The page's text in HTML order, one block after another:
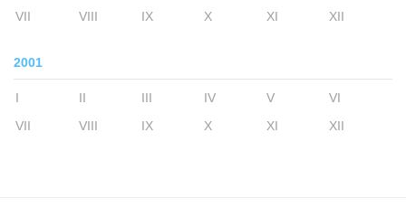
VII
VIII IX X XI XII
2001
I II III IV V
VI
VII
VIII IX X XI XII